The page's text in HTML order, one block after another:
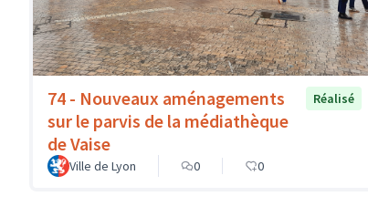
74 - Nouveaux aménagements
sur le parvis de la médiathèque
de Vaise
Réalisé
Ville de Lyon 0 0